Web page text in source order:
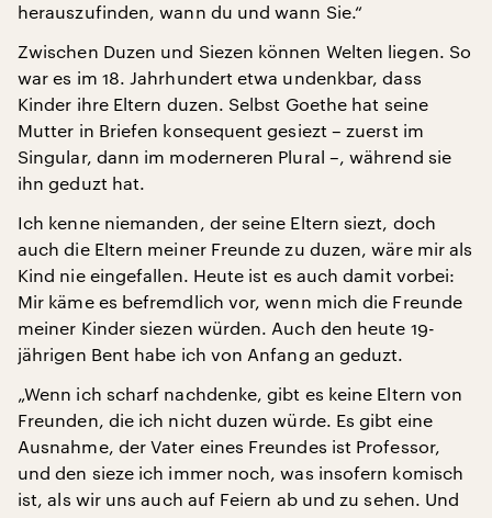
herauszufinden, wann du und wann Sie.“
Zwischen Duzen und Siezen können Welten liegen. So
war es im 18. Jahrhundert etwa undenkbar, dass
Kinder ihre Eltern duzen. Selbst Goethe hat seine
Mutter in Briefen konsequent gesiezt – zuerst im
Singular, dann im moderneren Plural –, während sie
ihn geduzt hat.
Ich kenne niemanden, der seine Eltern siezt, doch
auch die Eltern meiner Freunde zu duzen, wäre mir als
Kind nie eingefallen. Heute ist es auch damit vorbei:
Mir käme es befremdlich vor, wenn mich die Freunde
meiner Kinder siezen würden. Auch den heute 19-
jährigen Bent habe ich von Anfang an geduzt.
„Wenn ich scharf nachdenke, gibt es keine Eltern von
Freunden, die ich nicht duzen würde. Es gibt eine
Ausnahme, der Vater eines Freundes ist Professor,
und den sieze ich immer noch, was insofern komisch
ist, als wir uns auch auf Feiern ab und zu sehen. Und